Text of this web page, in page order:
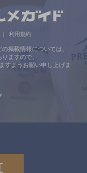
利用規約
掲載情報については、
ますので、
すようお願い申し上げま